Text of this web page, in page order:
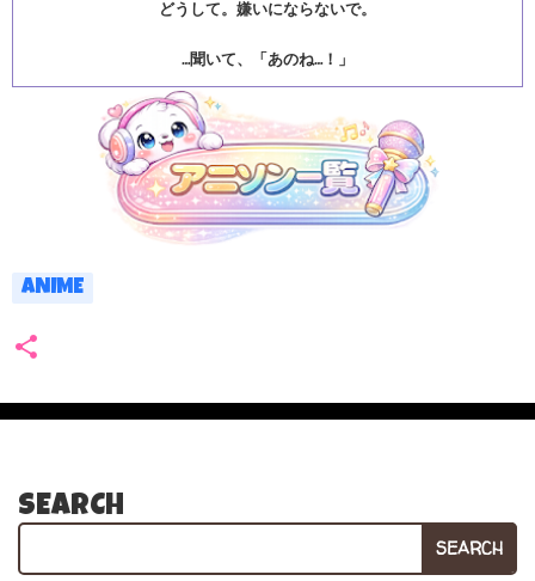
どうして。嫌いにならないで。
…聞いて、「あのね…！」
ANIME
SEARCH
SEARCH